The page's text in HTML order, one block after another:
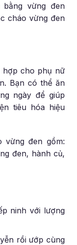
vừng đen
cháo vừng đen
hợp cho phụ nữ
Bạn có thể ăn
ngày để giúp
tiêu hóa hiệu
vừng đen gồm:
đen, hành củ,
ninh với lượng
rồi ướp cùng